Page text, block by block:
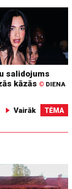
salidojums
kāzās © DIENA
Vairāk TĒMA